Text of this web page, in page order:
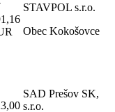
STAVPOL s.r.o.
Obec Kokošovce
SAD Prešov SK,
s.r.o.